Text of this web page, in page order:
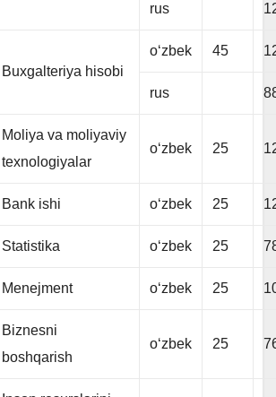
rus
Buxgalteriya hisobi
oʻzbek 45
rus
Moliya va moliyaviy
texnologiyalar
oʻzbek 25
Bank ishi oʻzbek 25
Statistika oʻzbek 25
Menejment oʻzbek 25
Biznesni
boshqarish
oʻzbek 25